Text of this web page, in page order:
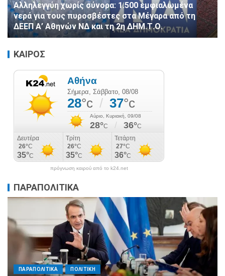
Αλληλεγγύη χωρίς σύνορα: 1.500 εμφιαλωμένα
νερά για τους πυροσβέστες στα Μέγαρα από τη
ΔΕΕΠ Α’ Αθηνών ΝΔ και τη 2η ΔΗΜ.Τ.Ο.
ΚΑΙΡΟΣ
πρόγνωση καιρού από το k24.net
ΠΑΡΑΠΟΛΙΤΙΚΑ
ΠΑΡΑΠΟΛΙΤΙΚΑ ΠΟΛΙΤΙΚΗ